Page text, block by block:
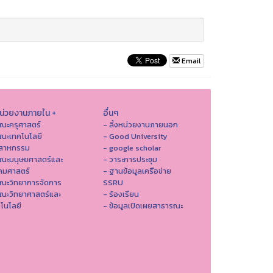
Email
วยงานภายใน +
ะครุศาสตร์
เทคโนโลยี
หกรรม
ะมนุษยศาสตร์และ
มศาสตร์
ะวิทยาการจัดการ
ะวิทยาศาสตร์และ
นโลยี
อื่นๆ
- ลิ้งหน่วยงานภายนอก
- Good University
- google scholar
- วาระการประชุม
- ฐานข้อมูลเครือข่าย
SSRU
- ร้องเรียน
- ข้อมูลเปิดเผยสาธารณะ